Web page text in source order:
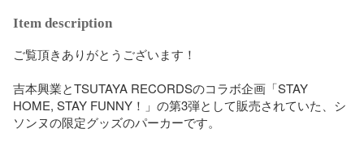
Item description
ご覧頂きありがとうございます！
吉本興業とTSUTAYA RECORDSのコラボ企画「STAY
HOME, STAY FUNNY！」の第3弾として販売されていた、シ
ソンヌの限定グッズのパーカーです。